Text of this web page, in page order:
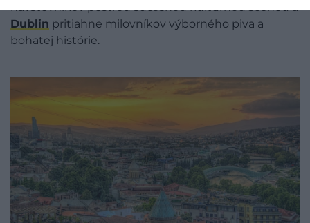
návštevníkov pestrou súčasnou kultúrnou scénou a
Dublin pritiahne milovníkov výborného piva a
bohatej histórie.